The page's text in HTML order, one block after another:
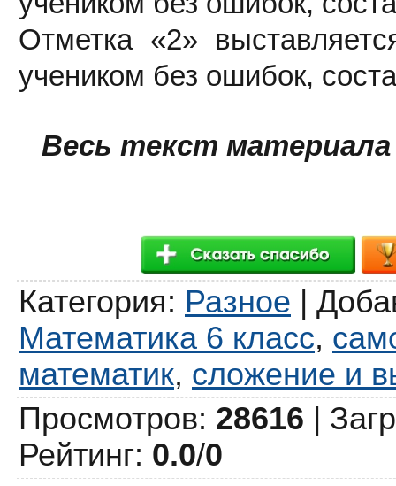
Отметка «2»
учеником без ошибок,
Весь текст
Категория: Разное |
Математика 6 класс,
математик, сложение и
Просмотров: 28616 |
Рейтинг: 0.0/0